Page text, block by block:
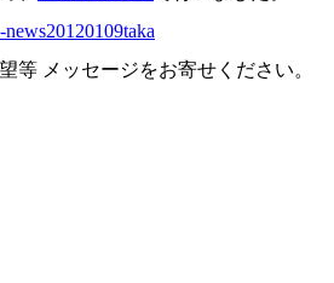
メッセージをお寄せください。